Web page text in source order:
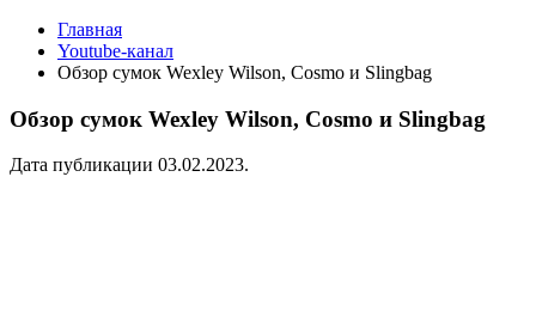
Главная
Youtube-канал
Обзор сумок Wexley Wilson, Cosmo и Slingbag
Обзор сумок Wexley Wilson, Cosmo и Slingbag
Дата публикации 03.02.2023.